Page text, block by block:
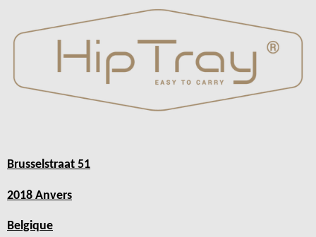
Brusselstraat 51
2018 Anvers
Belgique